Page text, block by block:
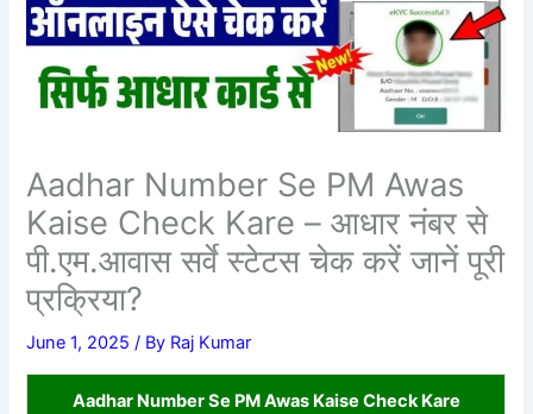
Aadhar Number Se PM Awas
Kaise Check Kare – आधार नंबर से
पी.एम.आवास सर्वे स्टेटस चेक करें जानें पूरी
प्रक्रिया?
June 1, 2025/ By Raj Kumar
Aadhar Number Se PM Awas Kaise Check Kare